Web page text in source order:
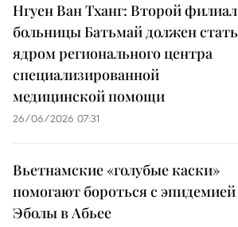
Нгуен Ван Тханг: Второй филиал
больницы Батьмай должен стать
ядром регионального центра
специализированной
медицинской помощи
26/06/2026 07:31
Вьетнамские «голубые каски»
помогают бороться с эпидемией
Эболы в Абьее